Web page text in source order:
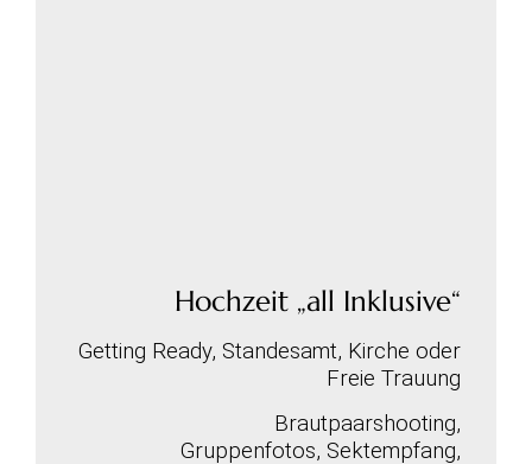
Hochzeit „all Inklusive“
Getting Ready, Standesamt, Kirche oder
Freie Trauung
Brautpaarshooting,
Gruppenfotos, Sektempfang,